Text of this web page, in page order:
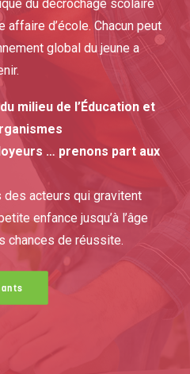
du décrochage scolaire
affaire d’école. Chacun peut
global du jeune a
milieu de l’Éducation et
… prenons part aux
acteurs qui gravitent
enfance jusqu’à l’âge
chances de réussite.